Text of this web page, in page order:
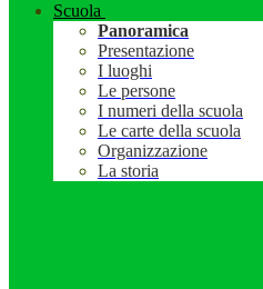
Scuola
Panoramica
Presentazione
I luoghi
Le persone
I numeri della scuola
Le carte della scuola
Organizzazione
La storia